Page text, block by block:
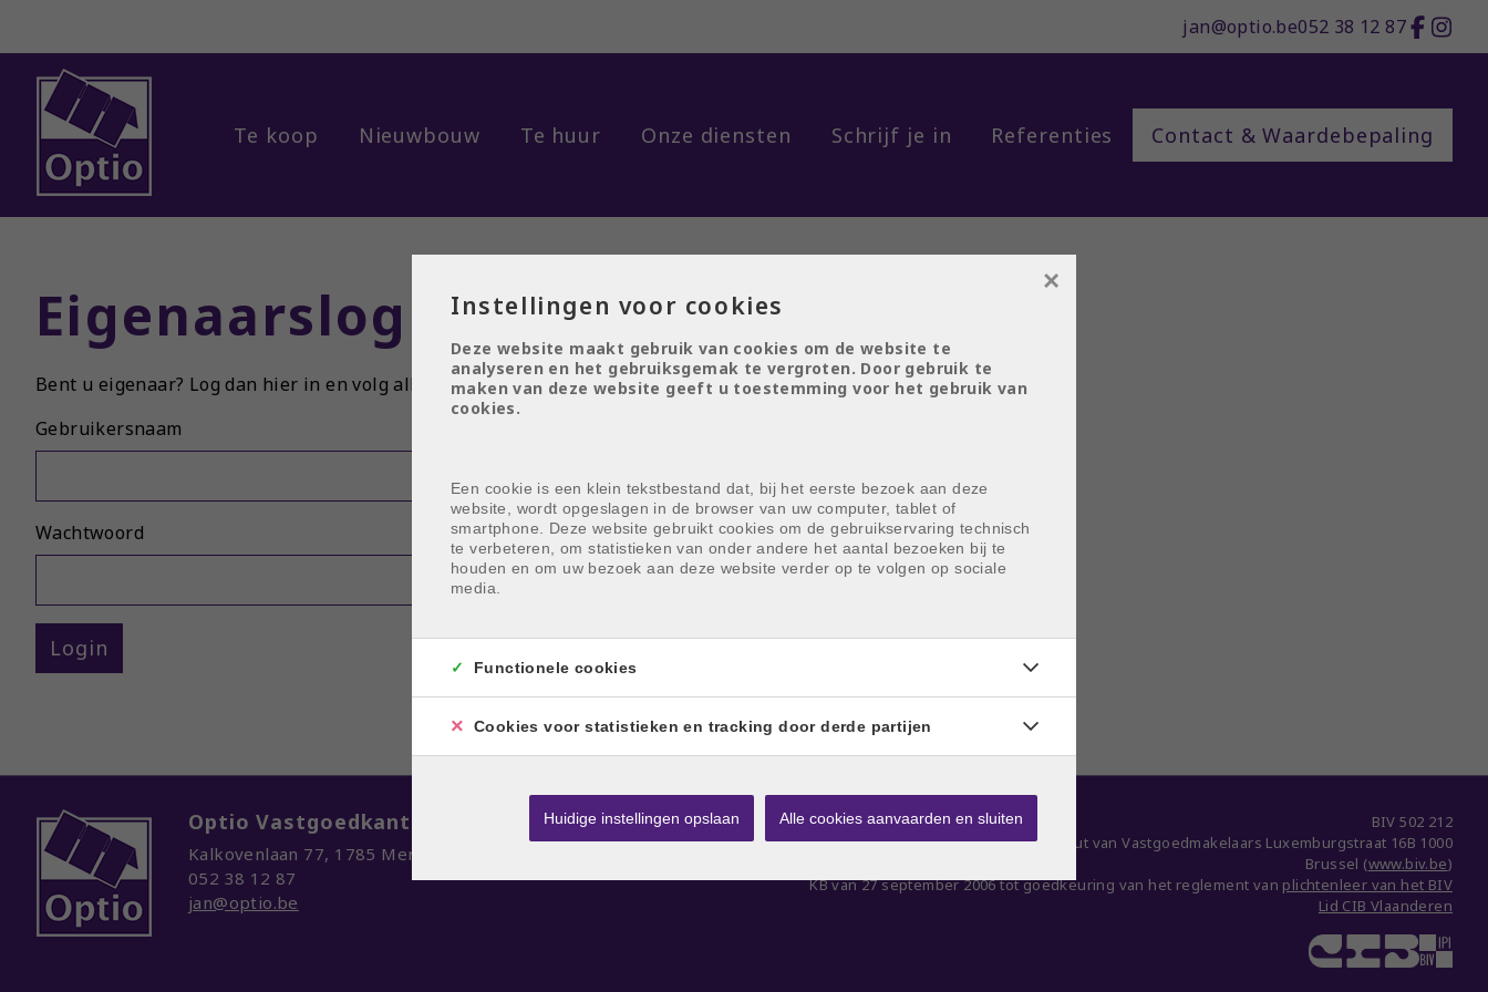
jan@optio.be052 38 12 87
Te koop Nieuwbouw Te huur Onze diensten Schrijf je in Referenties Contact & Waardebepaling
Eigenaarslogin
Bent u eigenaar? Log dan hier in en volg alle details van uw dossier.
Gebruikersnaam
Wachtwoord
Login
Optio Vastgoedkantoor
Kalkovenlaan 77, 1785 Merchtem
052 38 12 87
jan@optio.be
BIV 502 212
Toezichthoudende autoriteit: Beroepsinstituut van Vastgoedmakelaars Luxemburgstraat 16B 1000
Brussel (www.biv.be)
KB van 27 september 2006 tot goedkeuring van het reglement van plichtenleer van het BIV
Lid CIB Vlaanderen
Instellingen voor cookies
Deze website maakt gebruik van cookies om de website te
analyseren en het gebruiksgemak te vergroten. Door gebruik te
maken van deze website geeft u toestemming voor het gebruik van
cookies.
Een cookie is een klein tekstbestand dat, bij het eerste bezoek aan deze
website, wordt opgeslagen in de browser van uw computer, tablet of
smartphone. Deze website gebruikt cookies om de gebruikservaring technisch
te verbeteren, om statistieken van onder andere het aantal bezoeken bij te
houden en om uw bezoek aan deze website verder op te volgen op sociale
media.
×
Functionele cookies
Cookies voor statistieken en tracking door derde partijen
Huidige instellingen opslaan Alle cookies aanvaarden en sluiten